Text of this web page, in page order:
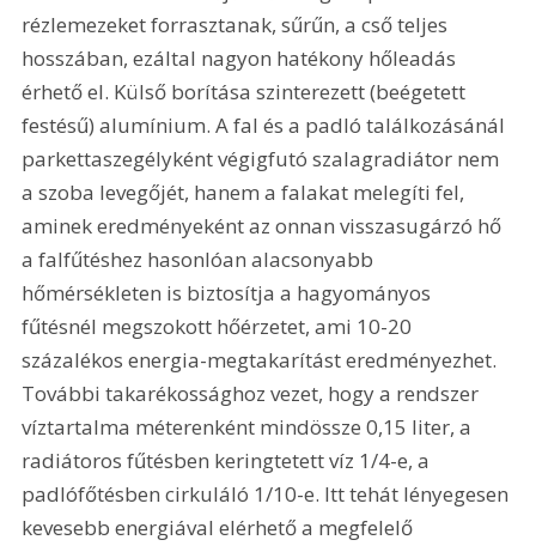
rézlemezeket forrasztanak, sűrűn, a cső teljes
hosszában, ezáltal nagyon hatékony hőleadás
érhető el. Külső borítása szinterezett (beégetett
festésű) alumínium. A fal és a padló találkozásánál
parkettaszegélyként végigfutó szalagradiátor nem
a szoba levegőjét, hanem a falakat melegíti fel,
aminek eredményeként az onnan visszasugárzó hő
a falfűtéshez hasonlóan alacsonyabb
hőmérsékleten is biztosítja a hagyományos
fűtésnél megszokott hőérzetet, ami 10-20
százalékos energia-megtakarítást eredményezhet.
További takarékossághoz vezet, hogy a rendszer
víztartalma méterenként mindössze 0,15 liter, a
radiátoros fűtésben keringtetett víz 1/4-e, a
padlófőtésben cirkuláló 1/10-e. Itt tehát lényegesen
kevesebb energiával elérhető a megfelelő